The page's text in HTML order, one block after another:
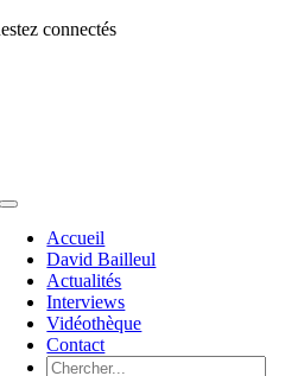
Allerconnectés
Toggle
NavigationAccueil
David Bailleul
Actualités
Interviews
Vidéothèque
Contact
Rechercher: